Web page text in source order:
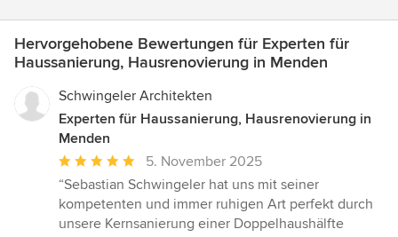
Hervorgehobene Bewertungen für Experten für
Haussanierung, Hausrenovierung in Menden
Schwingeler Architekten
Experten für Haussanierung, Hausrenovierung in
Menden
Durchschnittliche
Bewertung:
5
von
5. November 2025
“Sebastian Schwingeler hat uns mit seiner
kompetenten und immer ruhigen Art perfekt durch
unsere Kernsanierung einer Doppelhaushälfte